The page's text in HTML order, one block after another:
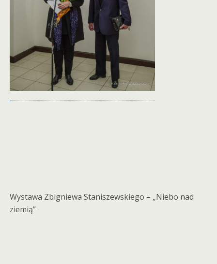
Wystawa Zbigniewa Staniszewskiego – „Niebo nad
ziemią”